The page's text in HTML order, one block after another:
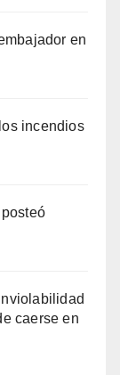
en
incendios
caerse en